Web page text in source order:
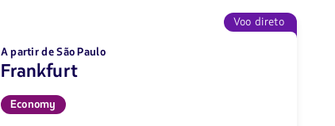
Voo direto
A partir de São Paulo
Frankfurt
Economy